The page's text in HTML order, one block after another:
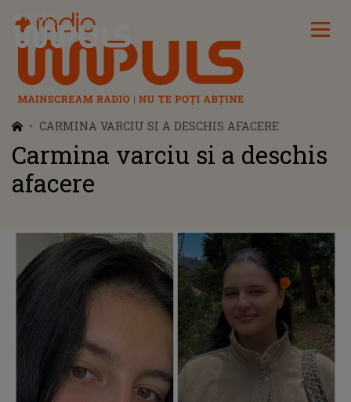
Radio Impuls
CARMINA VARCIU SI A DESCHIS AFACERE
Carmina varciu si a deschis
afacere